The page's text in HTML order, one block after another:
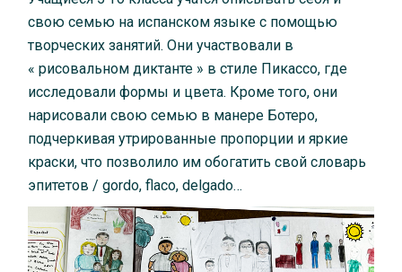
свою семью на испанском языке с помощью
творческих занятий. Они участвовали в
« рисовальном диктанте » в стиле Пикассо, где
исследовали формы и цвета. Кроме того, они
нарисовали свою семью в манере Ботеро,
подчеркивая утрированные пропорции и яркие
краски, что позволило им обогатить свой словарь
эпитетов / gordo, flaco, delgado…